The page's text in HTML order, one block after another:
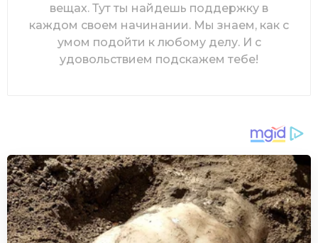
вещах. Тут ты найдешь поддержку в
каждом своем начинании. Мы знаем, как с
умом подойти к любому делу. И с
удовольствием подскажем тебе!